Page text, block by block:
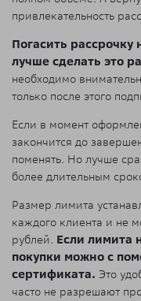
привлекательность
Погасить рассрочку
лучше сделать это
необходимо
только после этого
Если в момент
закончится до
поменять. Но лучше
более длительным
Размер лимита
каждого клиента и не
рублей. Если лимита
покупки можно с
сертификата. Это
часто не разрешают